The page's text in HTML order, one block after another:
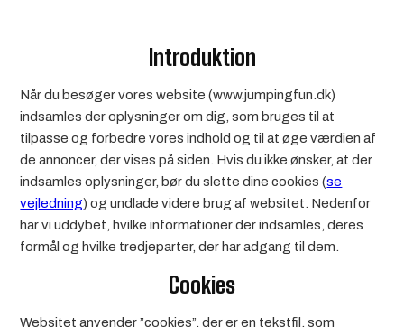
Introduktion
Når du besøger vores website (www.jumpingfun.dk)
indsamles der oplysninger om dig, som bruges til at
tilpasse og forbedre vores indhold og til at øge værdien af
de annoncer, der vises på siden. Hvis du ikke ønsker, at der
indsamles oplysninger, bør du slette dine cookies (se
vejledning) og undlade videre brug af websitet. Nedenfor
har vi uddybet, hvilke informationer der indsamles, deres
formål og hvilke tredjeparter, der har adgang til dem.
Cookies
Websitet anvender ”cookies”, der er en tekstfil, som